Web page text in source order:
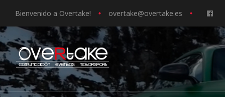
Bienvenido a Overtake! overtake@overtake.es